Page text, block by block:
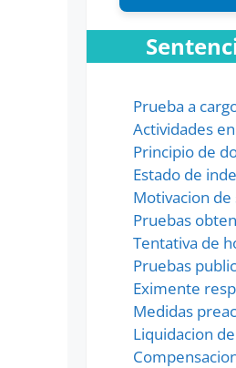
Prueba a
Actividades
Principio de
Estado de
Motivacion
Pruebas
Tentativa de
Pruebas
Eximente
Medidas
Liquidacion